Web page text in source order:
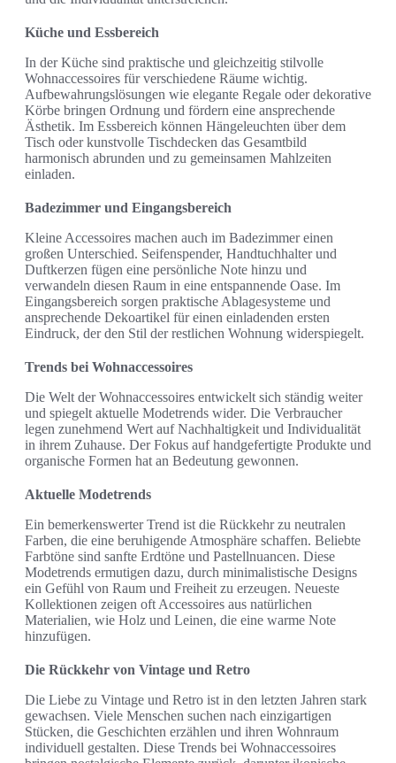
Küche und Essbereich
In der Küche sind praktische und gleichzeitig stilvolle
Wohnaccessoires für verschiedene Räume wichtig.
Aufbewahrungslösungen wie elegante Regale oder dekorative
Körbe bringen Ordnung und fördern eine ansprechende
Ästhetik. Im Essbereich können Hängeleuchten über dem
Tisch oder kunstvolle Tischdecken das Gesamtbild
harmonisch abrunden und zu gemeinsamen Mahlzeiten
einladen.
Badezimmer und Eingangsbereich
Kleine Accessoires machen auch im Badezimmer einen
großen Unterschied. Seifenspender, Handtuchhalter und
Duftkerzen fügen eine persönliche Note hinzu und
verwandeln diesen Raum in eine entspannende Oase. Im
Eingangsbereich sorgen praktische Ablagesysteme und
ansprechende Dekoartikel für einen einladenden ersten
Eindruck, der den Stil der restlichen Wohnung widerspiegelt.
Trends bei Wohnaccessoires
Die Welt der Wohnaccessoires entwickelt sich ständig weiter
und spiegelt aktuelle Modetrends wider. Die Verbraucher
legen zunehmend Wert auf Nachhaltigkeit und Individualität
in ihrem Zuhause. Der Fokus auf handgefertigte Produkte und
organische Formen hat an Bedeutung gewonnen.
Aktuelle Modetrends
Ein bemerkenswerter Trend ist die Rückkehr zu neutralen
Farben, die eine beruhigende Atmosphäre schaffen. Beliebte
Farbtöne sind sanfte Erdtöne und Pastellnuancen. Diese
Modetrends ermutigen dazu, durch minimalistische Designs
ein Gefühl von Raum und Freiheit zu erzeugen. Neueste
Kollektionen zeigen oft Accessoires aus natürlichen
Materialien, wie Holz und Leinen, die eine warme Note
hinzufügen.
Die Rückkehr von Vintage und Retro
Die Liebe zu Vintage und Retro ist in den letzten Jahren stark
gewachsen. Viele Menschen suchen nach einzigartigen
Stücken, die Geschichten erzählen und ihren Wohnraum
individuell gestalten. Diese Trends bei Wohnaccessoires